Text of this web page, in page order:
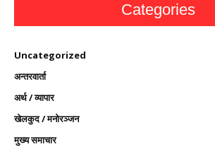
Categories
Uncategorized
अन्तरवार्ता
अर्थ / व्यापार
खेलकुद / मनोरञ्जन
मुख्य समाचार